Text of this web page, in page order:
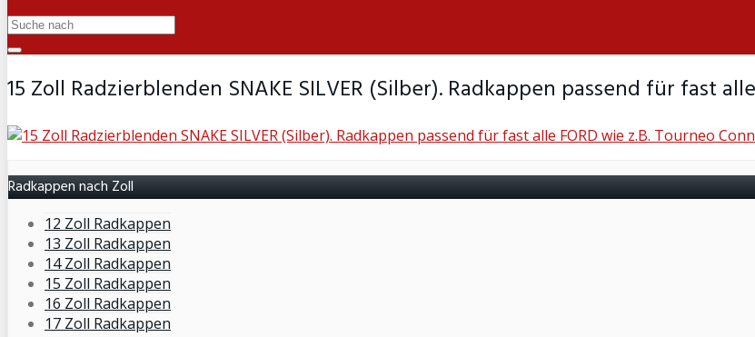
15 Zoll Radzierblenden SNAKE SILVER (Silber). Radkappen passend für fast
Radkappen nach Zoll
12 Zoll Radkappen
13 Zoll Radkappen
14 Zoll Radkappen
15 Zoll Radkappen
16 Zoll Radkappen
17 Zoll Radkappen